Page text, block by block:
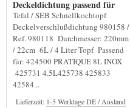
Deckeldichtung passend für
Delicio
Tefal / SEB Schnellkochtopf
Deckelverschlußdichtung 980158 /
Ref. 980118 Durchmesser: 220mm
/ 22cm 6L / 4 Liter Topf Passend
für: 424500 PRATIQUE 8L INOX
425731 4.5L425738 425833
42584...
Lieferzeit: 1-5 Werktage DE / Ausland